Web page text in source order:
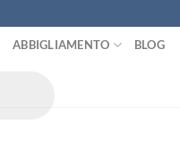
ABBIGLIAMENTO BLOG